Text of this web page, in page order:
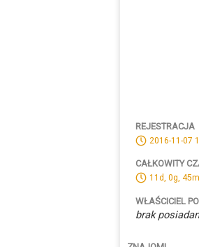
REJESTRACJA
2016-11-07
CAŁKOWITY
11d, 0g, 45m
WŁAŚCICIEL
brak